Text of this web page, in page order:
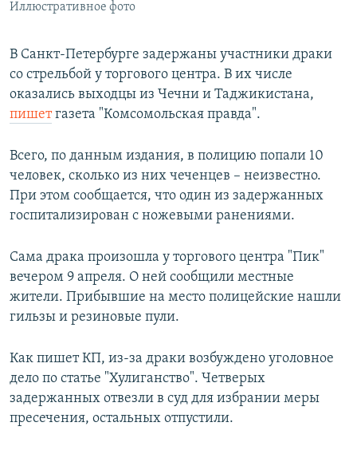
Все сайты РСЕ/РС
Иллюстративное фото
В Санкт-Петербурге задержаны участники драки
со стрельбой у торгового центра. В их числе
оказались выходцы из Чечни и Таджикистана,
пишетгазета "Комсомольская правда".
Всего, по данным издания, в полицию попали 10
человек, сколько из них чеченцев – неизвестно.
При этом сообщается, что один из задержанных
госпитализирован с ножевыми ранениями.
Сама драка произошла у торгового центра "Пик"
вечером 9 апреля. О ней сообщили местные
жители. Прибывшие на место полицейские нашли
гильзы и резиновые пули.
Как пишет КП, из-за драки возбуждено уголовное
дело по статье "Хулиганство". Четверых
задержанных отвезли в суд для избрании меры
пресечения, остальных отпустили.